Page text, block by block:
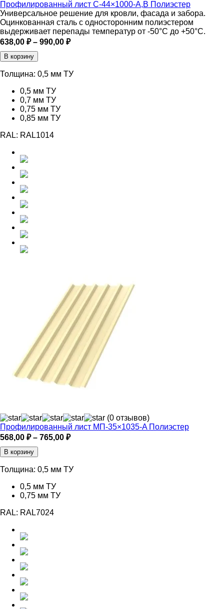
Профилированный лист С-44×1000-A,В Полиэстер
Универсальное решение для кровли, фасада и забора.
Оцинкованная сталь с односторонним полиэстером
выдерживает перепады температур от -50°C до +50°C.
638,00 ₽ – 990,00 ₽Диапазон
–
В корзину
Толщина: 0,5 мм ТУ
0,5 мм ТУ
0,7 мм ТУ
0,75 мм ТУ
0,85 мм ТУ
RAL: RAL1014
(0 отзывов)
Профилированный лист МП-35×1035-A Полиэстер
568,00 ₽ – 765,00 ₽Диапазон
–
В корзину
Толщина: 0,5 мм ТУ
0,5 мм ТУ
0,75 мм ТУ
RAL: RAL7024